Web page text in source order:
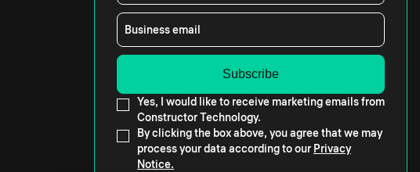
Business email
Yes, I would like to receive marketing emails from
Constructor Technology.
By clicking the box above, you agree that we may
process your data according to our Privacy
Notice.